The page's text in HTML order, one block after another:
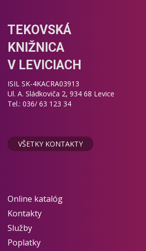
TEKOVSKÁ
KNIŽNICA
V LEVICIACH
ISIL SK-4KACRA03913
Ul. A. Sládkoviča 2, 934 68 Levice
Tel.: 036/ 63 123 34
VŠETKY KONTAKTY
Online katalóg
Kontakty
Služby
Poplatky